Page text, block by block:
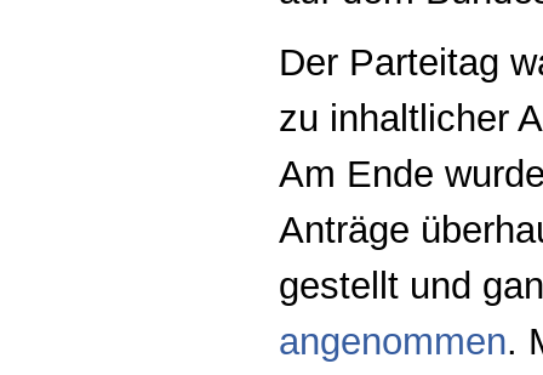
Der Parteitag
zu inhaltlicher
Am Ende
Anträge
gestellt und
angenommen.